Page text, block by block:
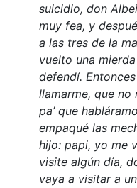
suicidio, don
muy fea, y
a las tres de la
vuelto una
defendí.
llamarme, que no
pa’ que
empaqué las
hijo: papi, yo me
visite algún día,
vaya a visitar a